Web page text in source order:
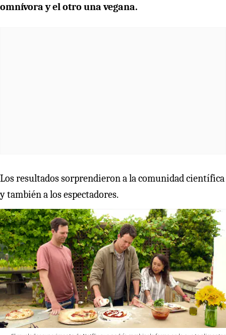
omnívora y el otro una vegana.
Los resultados sorprendieron a la comunidad científica
y también a los espectadores.